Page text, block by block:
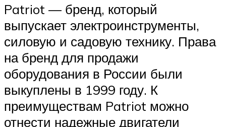
Patriot — бренд, который
выпускает электроинструменты,
силовую и садовую технику. Права
на бренд для продажи
оборудования в России были
выкуплены в 1999 году. К
преимуществам Patriot можно
отнести надежные двигатели